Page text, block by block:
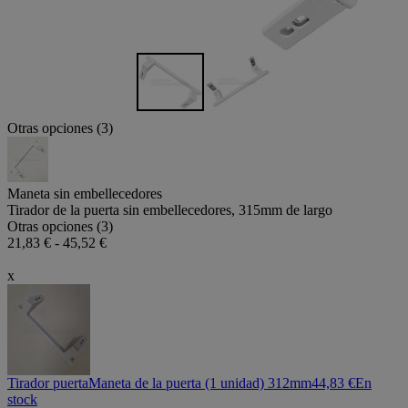
Otras opciones (3)
Maneta sin embellecedores
Tirador de la puerta sin embellecedores, 315mm de largo
Otras opciones (3)
21,83 € - 45,52 €
x
Tirador puertaManeta de la puerta (1 unidad) 312mm44,83 €En
stock